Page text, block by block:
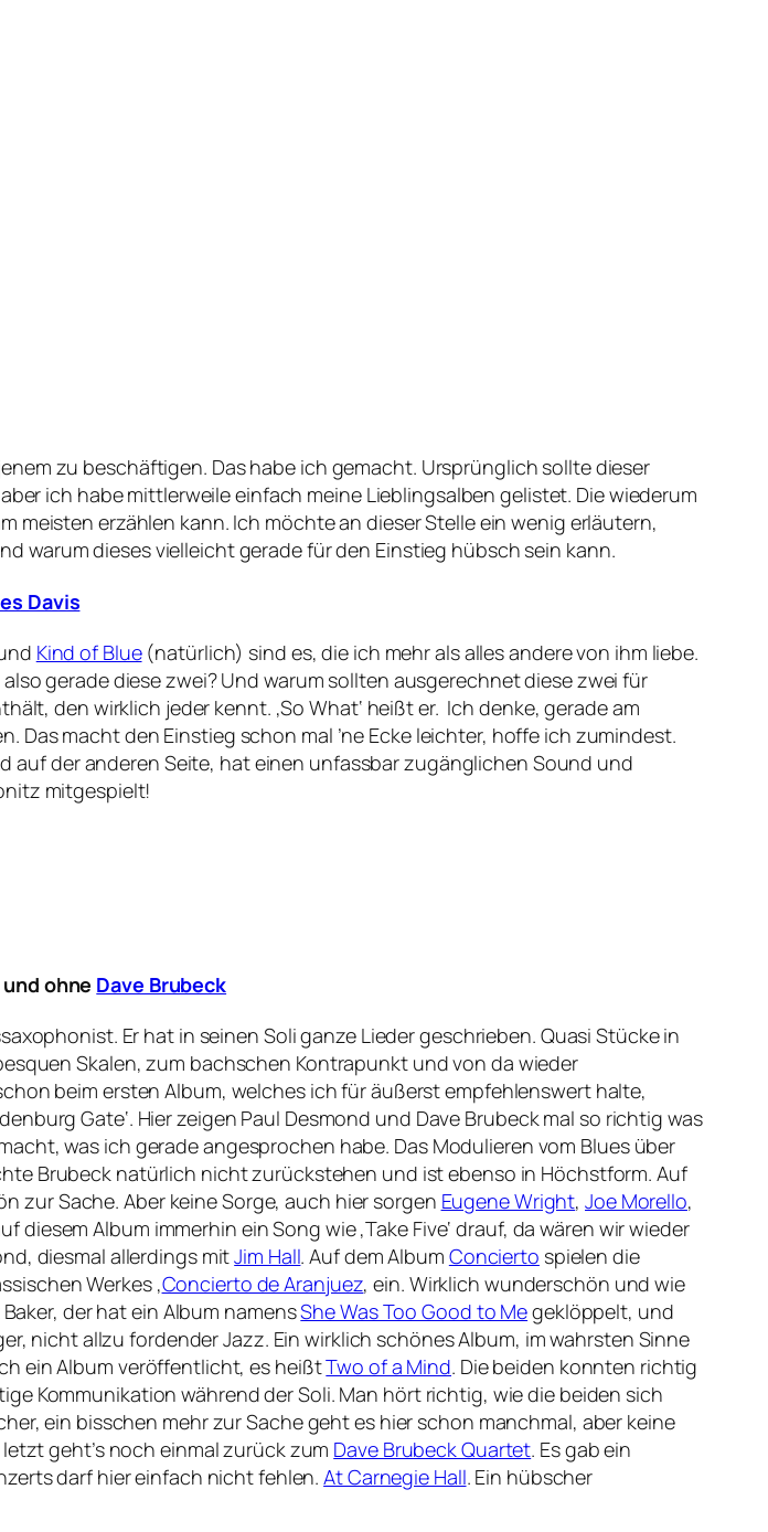
zu beschäftigen. Das habe ich gemacht. Ursprünglich sollte dieser
ich habe mittlerweile einfach meine Lieblingsalben gelistet. Die wiederum
meisten erzählen kann. Ich möchte an dieser Stelle ein wenig erläutern,
warum dieses vielleicht gerade für den Einstieg hübsch sein kann.
Davis
Kind of Blue(natürlich) sind es, die ich mehr als alles andere von ihm liebe.
gerade diese zwei? Und warum sollten ausgerechnet diese zwei für
den wirklich jeder kennt. ‚So What‘ heißt er. Ich denke, gerade am
macht den Einstieg schon mal ’ne Ecke leichter, hoffe ich zumindest.
auf der anderen Seite, hat einen unfassbar zugänglichen Sound und
mitgespielt!
ohne Dave Brubeck
Er hat in seinen Soli ganze Lieder geschrieben. Quasi Stücke in
Skalen, zum bachschen Kontrapunkt und von da wieder
beim ersten Album, welches ich für äußerst empfehlenswert halte,
Gate‘. Hier zeigen Paul Desmond und Dave Brubeck mal so richtig was
was ich gerade angesprochen habe. Das Modulieren vom Blues über
Brubeck natürlich nicht zurückstehen und ist ebenso in Höchstform. Auf
zur Sache. Aber keine Sorge, auch hier sorgen Eugene Wright,Joe Morello,
Album immerhin ein Song wie ‚Take Five‘ drauf, da wären wir wieder
diesmal allerdings mitJim Hall. Auf dem Album Concierto spielen die
Werkes ‚Concierto de Aranjuez‚ ein. Wirklich wunderschön und wie
der hat ein Album namensShe Was Too Good to Megeklöppelt, und
nicht allzu fordender Jazz. Ein wirklich schönes Album, im wahrsten Sinne
ein Album veröffentlicht, es heißtTwo of a Mind. Die beiden konnten richtig
Kommunikation während der Soli. Man hört richtig, wie die beiden sich
ein bisschen mehr zur Sache geht es hier schon manchmal, aber keine
geht’s noch einmal zurück zum Dave Brubeck Quartet. Es gab ein
darf hier einfach nicht fehlen.At Carnegie Hall. Ein hübscher